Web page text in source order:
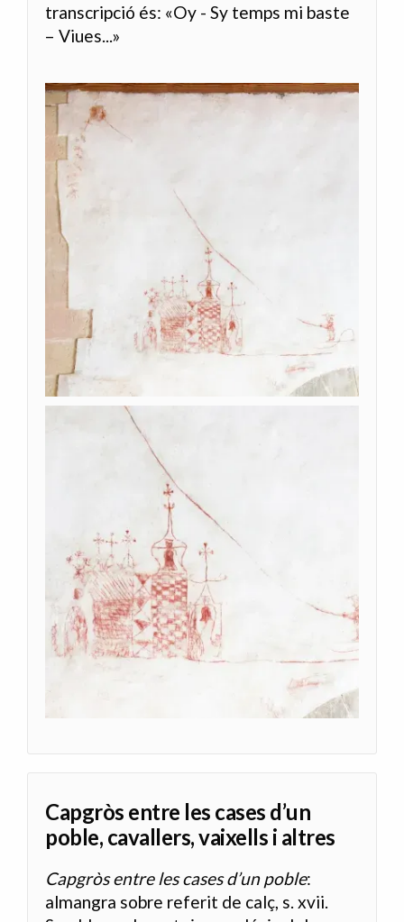
transcripció és: «Oy - Sy temps mi baste
– Viues...»
Capgròs entre les cases d’un
poble, cavallers, vaixells i altres
Capgròs entre les cases d’un poble:
almangra sobre referit de calç, s. xvii.